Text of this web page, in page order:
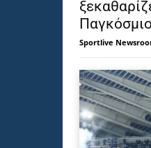
Sportlive